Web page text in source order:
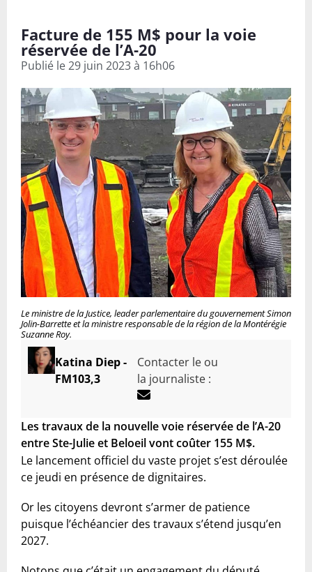
Facture de 155 M$ pour la voie
réservée de l’A-20
Publié le29 juin 2023 à 16h06
Le ministre de la Justice, leader parlementaire du gouvernement Simon
Jolin-Barrette et la ministre responsable de la région de la Montérégie
Suzanne Roy.
Katina Diep -
FM103,3
Contacter le ou
la journaliste :
Les travaux de la nouvelle voie réservée de l’A-20
entre Ste-Julie et Beloeil vont coûter 155 M$.
Le lancement officiel du vaste projet s’est déroulée
ce jeudi en présence de dignitaires.
Or les citoyens devront s’armer de patience
puisque l’échéancier des travaux s’étend jusqu’en
2027.